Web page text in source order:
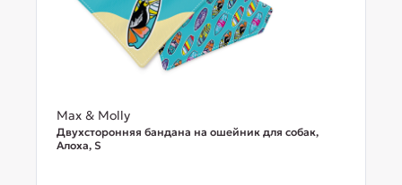
Max & Molly
Двухсторонняя бандана на ошейник для собак,
Алоха, S